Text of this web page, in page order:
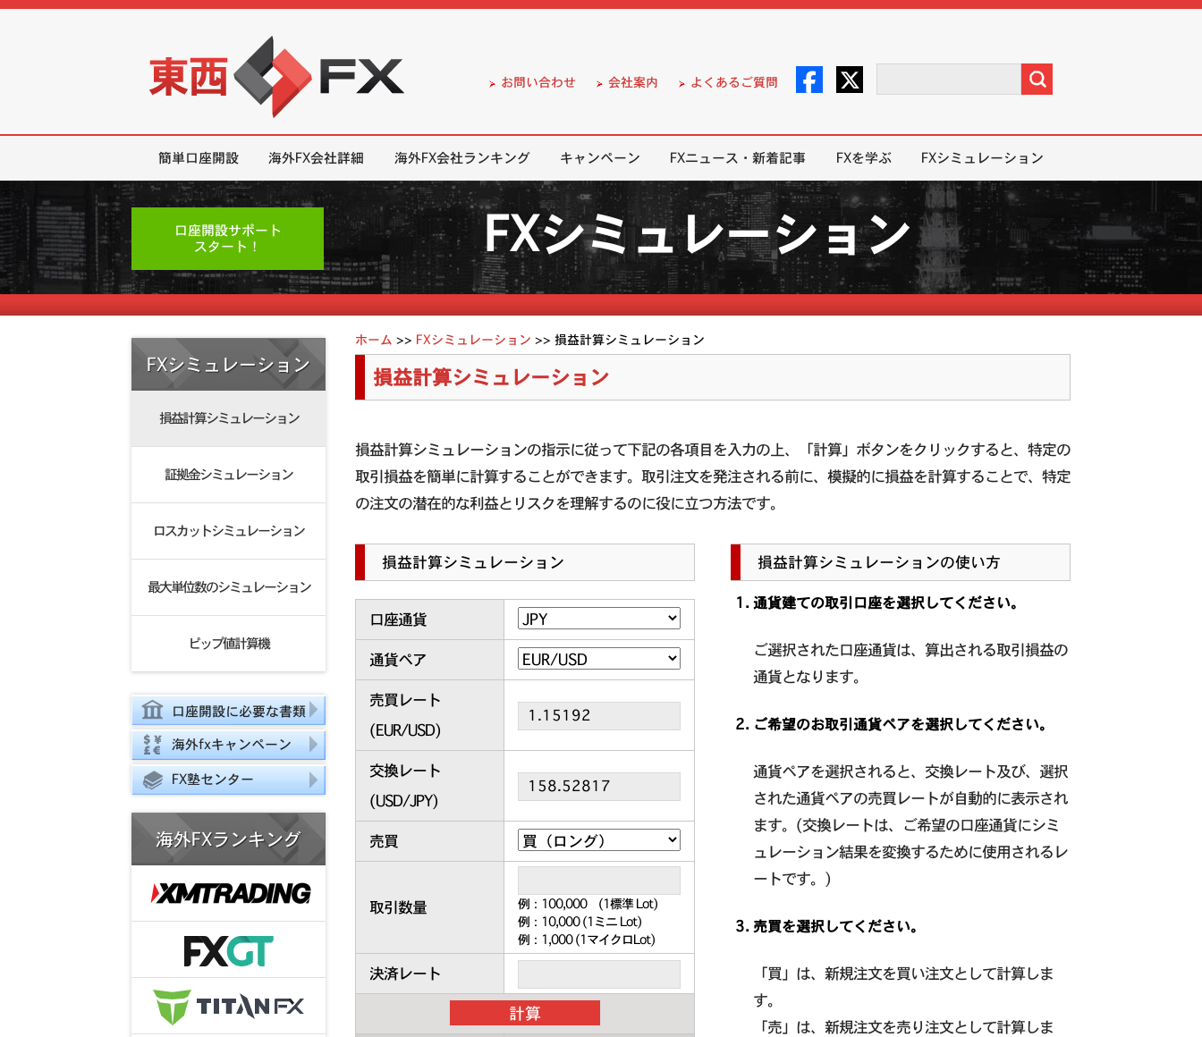
お問い合わせ 会社案内 よくあるご質問
簡単口座開設 海外FX会社詳細 海外FX会社ランキング キャンペーン FXニュース・新着記事 FXを学ぶ FXシミュレーション
口座開設サポート
スタート！
FXシミュレーション
FXシミュレーション
損益計算シミュレーション
証拠金シミュレーション
ロスカットシミュレーション
最大単位数のシミュレーション
ピップ値計算機
口座開設に必要な書類
海外fxキャンペーン
FX塾センター
海外FXランキング
ホーム >> FXシミュレーション >> 損益計算シミュレーション
損益計算シミュレーション
損益計算シミュレーションの指示に従って下記の各項目を入力の上、「計算」ボタンをクリックすると、特定の
取引損益を簡単に計算することができます。取引注文を発注される前に、模擬的に損益を計算することで、特定
の注文の潜在的な利益とリスクを理解するのに役に立つ方法です。
損益計算シミュレーション
口座通貨
通貨ペア
売買レート
(EUR/USD)
交換レート
(USD/JPY)
売買
取引数量
例：100,000 (1標準 Lot)
例：10,000 (1ミニ Lot)
例：1,000 (1マイクロLot)
決済レート
損益計算シミュレーションの使い方
通貨建ての取引口座を選択してください。
ご選択された口座通貨は、算出される取引損益の
通貨となります。
ご希望のお取引通貨ペアを選択してください。
通貨ペアを選択されると、交換レート及び、選択
された通貨ペアの売買レートが自動的に表示され
ます。(交換レートは、ご希望の口座通貨にシミ
ュレーション結果を変換するために使用されるレ
ートです。)
売買を選択してください。
「買」は、新規注文を買い注文として計算しま
す。
「売」は、新規注文を売り注文として計算しま